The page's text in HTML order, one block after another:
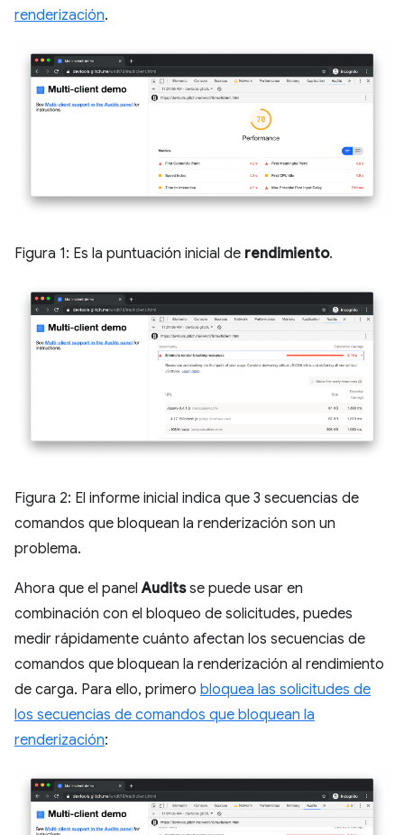
renderización.
Figura 1: Es la puntuación inicial de rendimiento.
Figura 2: El informe inicial indica que 3 secuencias de
comandos que bloquean la renderización son un
problema.
Ahora que el panelAuditsse puede usar en
combinación con el bloqueo de solicitudes, puedes
medir rápidamente cuánto afectan los secuencias de
comandos que bloquean la renderización al rendimiento
de carga. Para ello, primero bloquea las solicitudes de
los secuencias de comandos que bloquean la
renderización: